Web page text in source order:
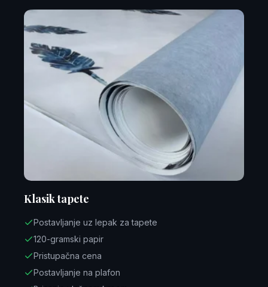
Klasik tapete
Postavljanje uz lepak za tapete
120-gramski papir
Pristupačna cena
Postavljanje na plafon